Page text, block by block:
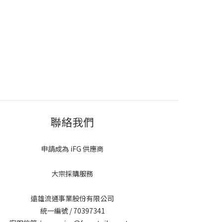
聯絡我們
申請成為 iFG 供應商
大宗採購服務
遠雄流通事業股份有限公司
統一編號 / 70397341